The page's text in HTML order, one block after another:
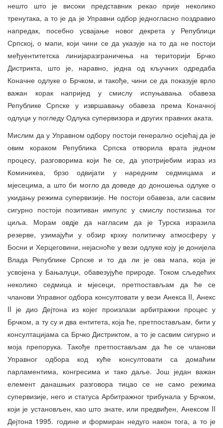
нешто што је високи представник рекао прије неколико
тренутака, а то је да је Управни одбор једногласно поздравио
напредак, посебно усвајање новог декрета у Републици
Српској, о мапи, који чини се да указује на то да не постоји
међуентитетска линијаразграничења на територији Брчко
Дистрикта, што је, наравно, једна од кључних одредаба
Коначне одлуке о Брчком, и такође, чини се да показује врло
важан корак напријед у смислу испуњавања обавеза
Републике Српске у извршавању обавеза према Коначној
одлуци у погледу Одлука супервизора и других правних аката.
Мислим да у Управном одбору постоји генерално осјећај да је
овим кораком Република Српска отворила врата једном
процесу, разговорима који ће се, да употријебим израз из
Коминикеа, брзо одвијати у наредним седмицама и
мјесецима, а што би могло да доведе до доношења одлуке о
укидању режима супервизије. Не постоји обавеза, али сасвим
сигурно постоји позитиван импулс у смислу постизања тог
циља. Морам овдје да нагласим да је Турска изразила
резерве, узимајући у обзир крхку политичку атмосферу у
Босни и Херцеговини, нејасноће у вези одлуке коју је донијела
Влада Републике Српске и то да ли је ова мапа, која је
усвојена у Бањалуци, обавезујуће природе. Током сљедећих
неколико седмица и мјесеци, претпостављам да ће се
чланови Управног одбора консултовати у вези Анекса II, Анекс
II је дио Дејтона из којег произлази арбитражни процес у
Брчком, а ту су и два ентитета, која ће, претпостављам, бити у
консултацијама са Брчко Дистриктом, а то је сасвим сигурно и
моја препорука. Такође претпостављам да ће се чланови
Управног одбора код куће консултовати са домаћим
парламентима, конгресима и тако даље. Још један важан
елемент данашњих разговора тицао се не само режима
супервизије, него и статуса Арбитражног трибунала у Брчком,
који је установљен, као што знате, или предвиђен, Анексом II
Дејтонa 1995. године и формиран недуго након тога, а то је